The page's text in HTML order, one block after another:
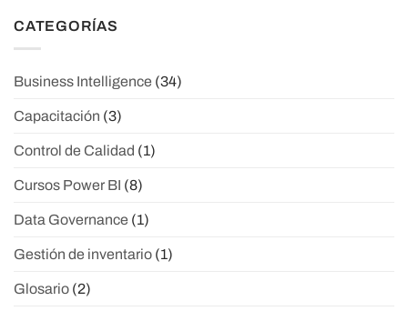
CATEGORÍAS
Business Intelligence (34)
Capacitación (3)
Control de Calidad (1)
Cursos Power BI (8)
Data Governance (1)
Gestión de inventario (1)
Glosario (2)